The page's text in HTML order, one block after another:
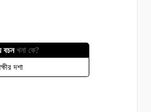
বচনখনা কে?
দশা